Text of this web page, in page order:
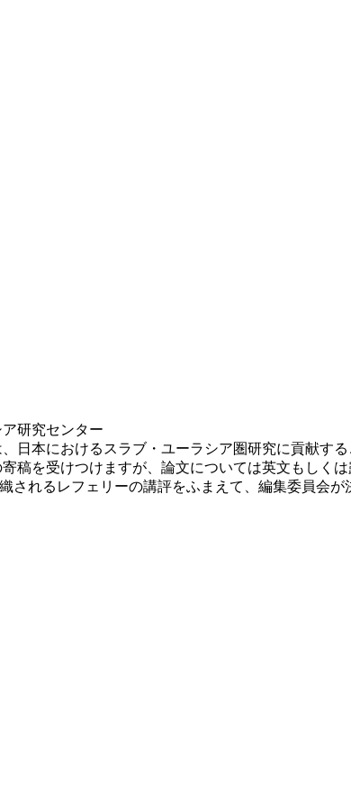
研究センター
、日本におけるスラブ・ユーラシア圏研究に貢献す
寄稿を受けつけますが、論文については英文もしく
されるレフェリーの講評をふまえて、編集委員会が